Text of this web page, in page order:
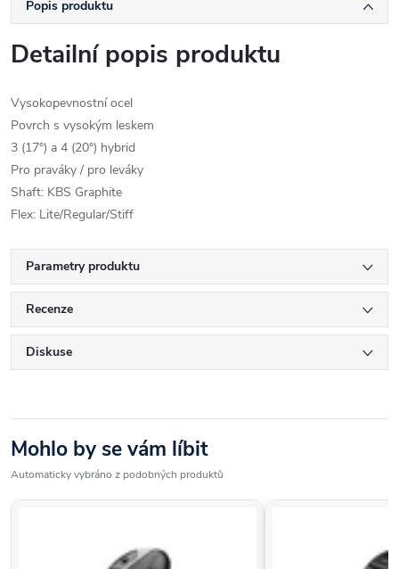
Popis produktu
Detailní popis produktu
Vysokopevnostní ocel
Povrch s vysokým leskem
3 (17°) a 4 (20°) hybrid
Pro praváky / pro leváky
Shaft: KBS Graphite
Flex: Lite/Regular/Stiff
Parametry produktu
Recenze
Diskuse
Mohlo by se vám líbit
Automaticky vybráno z podobných produktů